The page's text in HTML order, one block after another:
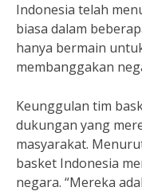
Indonesia telah
biasa dalam
hanya bermain
membanggakan
Keunggulan tim
dukungan yang
masyarakat.
basket Indonesia
negara. “Mereka